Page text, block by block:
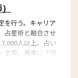
を行う。キャリア
占星術と融合させ
人以上。占い
主宰。著書に「守